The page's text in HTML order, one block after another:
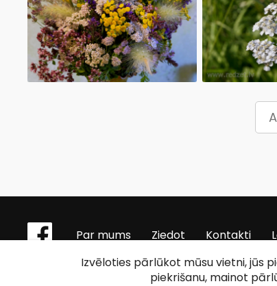
Par mums Ziedot Kontakti
Izvēloties pārlūkot mūsu vietni, jūs
piekrišanu, mainot